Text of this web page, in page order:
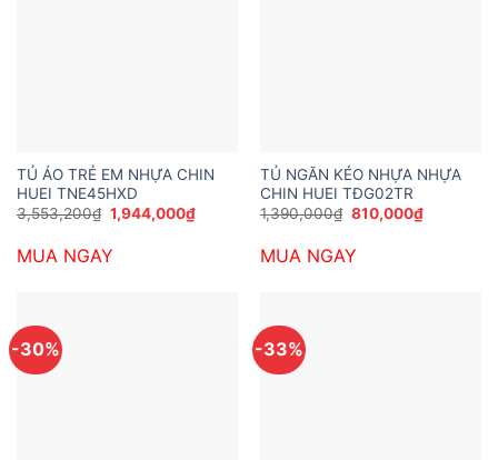
TỦ ÁO TRẺ EM NHỰA CHIN
HUEI TNE45HXD
3,553,200₫ Giá
gốc
3,553,200₫.
1,944,000₫Giá
hiện
MUA NGAY
TỦ NGĂN KÉO NHỰA NHỰA
CHIN HUEI TĐG02TR
1,390,000₫ Giá
1,390,000₫.
810,000₫Giá
hiện
MUA NGAY
-30% -33%